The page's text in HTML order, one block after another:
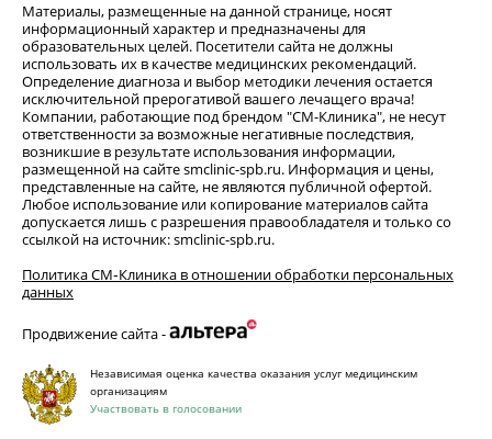
Материалы, размещенные на данной странице, носят
информационный характер и предназначены для
образовательных целей. Посетители сайта не должны
использовать их в качестве медицинских рекомендаций.
Определение диагноза и выбор методики лечения остается
исключительной прерогативой вашего лечащего врача!
Компании, работающие под брендом "СМ-Клиника", не несут
ответственности за возможные негативные последствия,
возникшие в результате использования информации,
размещенной на сайте smclinic-spb.ru. Информация и цены,
представленные на сайте, не являются публичной офертой.
Любое использование или копирование материалов сайта
допускается лишь с разрешения правообладателя и только со
ссылкой на источник: smclinic-spb.ru.
Политика СМ‑Клиника в отношении обработки персональных
данных
Продвижение сайта -
Независимая оценка качества оказания услуг медицинским
организациям
Участвовать в голосовании